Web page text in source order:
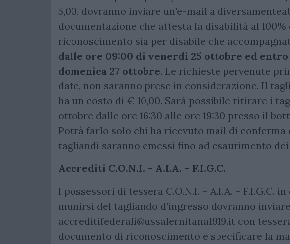
5,00, dovranno inviare un’e-mail a
documentazione che attesta la disabilità al 100%
riconoscimento sia per disabile che
dalle ore 09:00 di venerdì 25 ottobre ed entro
domenica 27 ottobre. Le richieste pervenute
date, non saranno prese in considerazione. Il
ha un costo di € 10,00. Sarà possibile ritirare i
ottobre dalle ore 16:30 alle ore 19:30 presso il
Potrà farlo solo chi ha ricevuto mail di conferma
tagliandi saranno emessi fino ad esaurimento
Accrediti C.O.N.I. – A.I.A. – F.I.G.C.
I possessori di tessera C.O.N.I. – A.I.A. – F.I.G.C.
munirsi del tagliando d’ingresso dovranno
accreditifederali@ussalernitana1919.it con
documento di riconoscimento e specificare la